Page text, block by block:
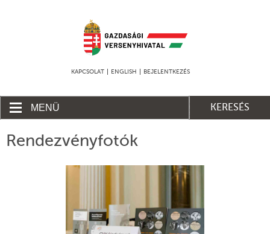
KAPCSOLAT ENGLISH BEJELENTKEZÉS
KERESÉS
MENÜ
Rendezvényfotók